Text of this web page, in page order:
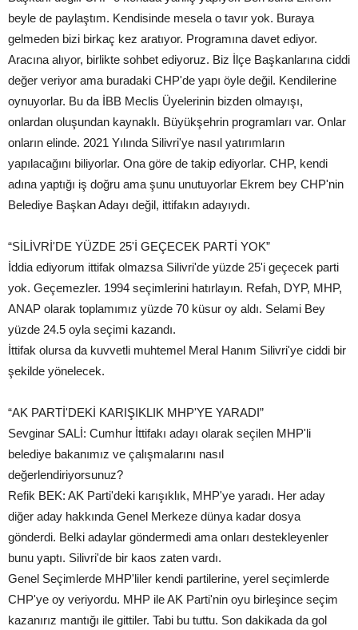
beyle de paylaştım. Kendisinde mesela o tavır yok. Buraya
gelmeden bizi birkaç kez aratıyor. Programına davet ediyor.
Aracına alıyor, birlikte sohbet ediyoruz. Biz İlçe Başkanlarına ciddi
değer veriyor ama buradaki CHP'de yapı öyle değil. Kendilerine
oynuyorlar. Bu da İBB Meclis Üyelerinin bizden olmayışı,
onlardan oluşundan kaynaklı. Büyükşehrin programları var. Onlar
onların elinde. 2021 Yılında Silivri'ye nasıl yatırımların
yapılacağını biliyorlar. Ona göre de takip ediyorlar. CHP, kendi
adına yaptığı iş doğru ama şunu unutuyorlar Ekrem bey CHP'nin
Belediye Başkan Adayı değil, ittifakın adayıydı.
“SİLİVRİ'DE YÜZDE 25'İ GEÇECEK PARTİ YOK”
İddia ediyorum ittifak olmazsa Silivri'de yüzde 25'i geçecek parti
yok. Geçemezler. 1994 seçimlerini hatırlayın. Refah, DYP, MHP,
ANAP olarak toplamımız yüzde 70 küsur oy aldı. Selami Bey
yüzde 24.5 oyla seçimi kazandı.
İttifak olursa da kuvvetli muhtemel Meral Hanım Silivri'ye ciddi bir
şekilde yönelecek.
“AK PARTİ'DEKİ KARIŞIKLIK MHP'YE YARADI”
Sevginar SALİ: Cumhur İttifakı adayı olarak seçilen MHP'li
belediye bakanımız ve çalışmalarını nasıl
değerlendiriyorsunuz?
Refik BEK: AK Parti'deki karışıklık, MHP'ye yaradı. Her aday
diğer aday hakkında Genel Merkeze dünya kadar dosya
gönderdi. Belki adaylar göndermedi ama onları destekleyenler
bunu yaptı. Silivri'de bir kaos zaten vardı.
Genel Seçimlerde MHP'liler kendi partilerine, yerel seçimlerde
CHP'ye oy veriyordu. MHP ile AK Parti'nin oyu birleşince seçim
kazanırız mantığı ile gittiler. Tabi bu tuttu. Son dakikada da gol